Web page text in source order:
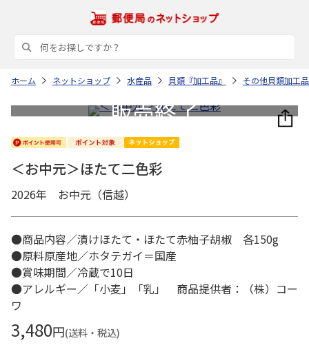
ホーム ネットショップ 水産品 貝類『加工品』 その他貝類加工品
＜お中元＞ほたて二色彩
2026年 お中元（信越）
●商品内容／漬けほたて・ほたて赤柚子胡椒 各150g
●原料原産地／ホタテガイ＝国産
●賞味期間／冷蔵で10日
●アレルギー／「小麦」「乳」 商品提供者：（株）コー
ワ
3,480円(送料・税込)